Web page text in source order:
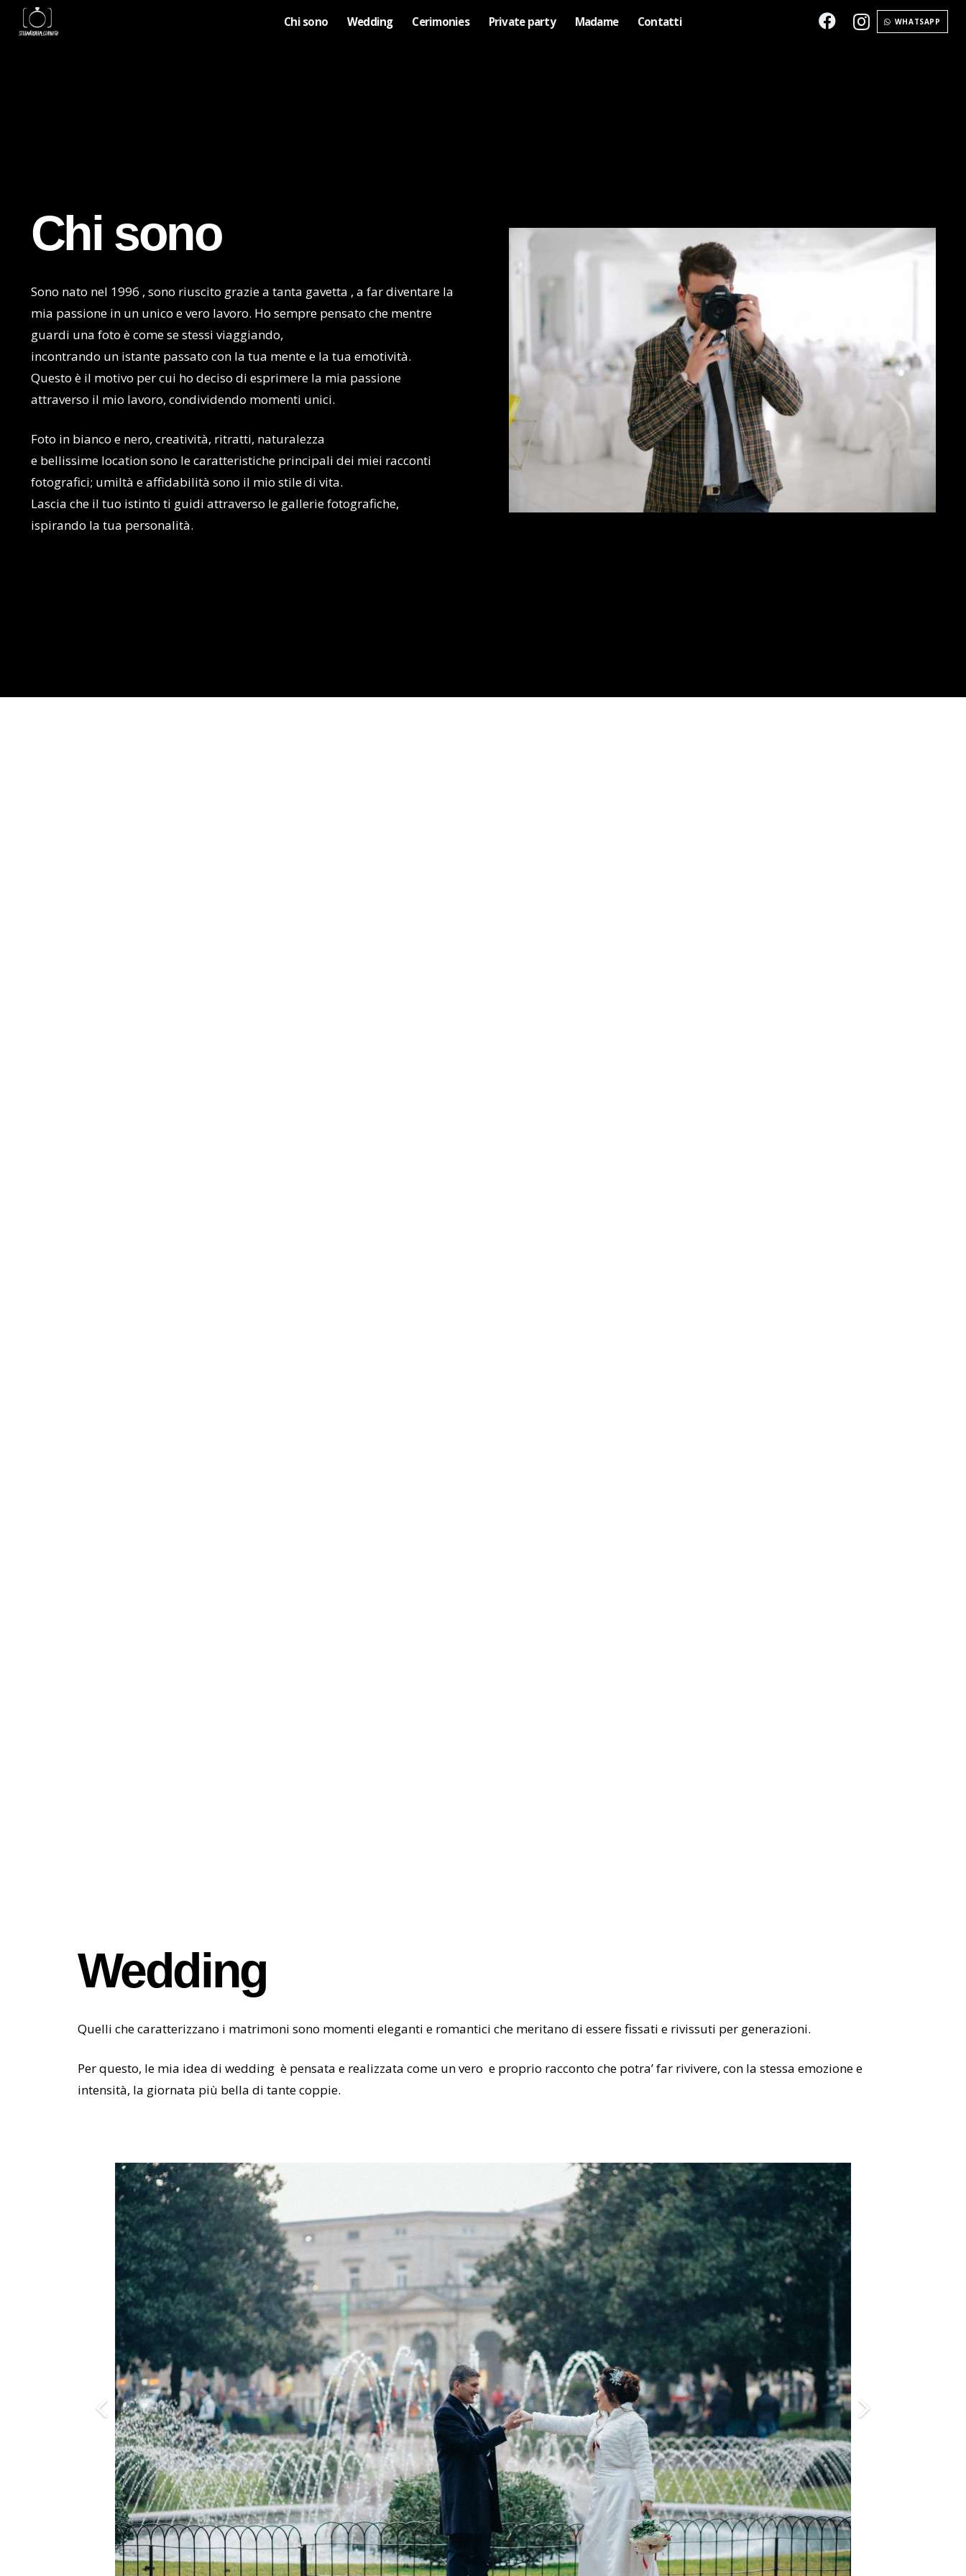
Chi sono Wedding Cerimonies Private party Madame Contatti WHATSAPP
Chi sono
Sono nato nel 1996 , sono riuscito grazie a tanta gavetta , a far diventare la
mia passione in un unico e vero lavoro. Ho sempre pensato che mentre
guardi una foto è come se stessi viaggiando,
incontrando un istante passato con la tua mente e la tua emotività.
Questo è il motivo per cui ho deciso di esprimere la mia passione
attraverso il mio lavoro, condividendo momenti unici.
Foto in bianco e nero, creatività, ritratti, naturalezza
e bellissime location sono le caratteristiche principali dei miei racconti
fotografici; umiltà e affidabilità sono il mio stile di vita.
Lascia che il tuo istinto ti guidi attraverso le gallerie fotografiche,
ispirando la tua personalità.
Wedding
Quelli che caratterizzano i matrimoni sono momenti eleganti e romantici che meritano di essere fissati e rivissuti per generazioni.
Per questo, le mia idea di wedding è pensata e realizzata come un vero e proprio racconto che potra’ far rivivere, con la stessa emozione e
intensità, la giornata più bella di tante coppie.